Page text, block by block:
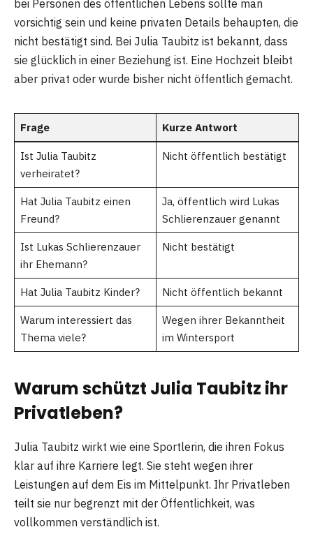
bei Personen des öffentlichen Lebens sollte man
vorsichtig sein und keine privaten Details behaupten, die
nicht bestätigt sind. Bei Julia Taubitz ist bekannt, dass
sie glücklich in einer Beziehung ist. Eine Hochzeit bleibt
aber privat oder wurde bisher nicht öffentlich gemacht.
Frage Kurze Antwort
Ist Julia Taubitz
verheiratet?
Nicht öffentlich bestätigt
Hat Julia Taubitz einen
Freund?
Ja, öffentlich wird Lukas
Schlierenzauer genannt
Ist Lukas Schlierenzauer
ihr Ehemann?
Nicht bestätigt
Hat Julia Taubitz Kinder? Nicht öffentlich bekannt
Warum interessiert das
Thema viele?
Wegen ihrer Bekanntheit
im Wintersport
Warum schützt Julia Taubitz ihr
Privatleben?
Julia Taubitz wirkt wie eine Sportlerin, die ihren Fokus
klar auf ihre Karriere legt. Sie steht wegen ihrer
Leistungen auf dem Eis im Mittelpunkt. Ihr Privatleben
teilt sie nur begrenzt mit der Öffentlichkeit, was
vollkommen verständlich ist.